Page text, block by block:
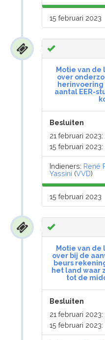
15 februari 2023
Motie van de
over
herinvoering
aantal EER-
Besluiten
21 februari
15 februari
Indieners: René
Yassini (VVD)
15 februari 2023
Motie van de
over bij de
beurs
het land waar
tot de
Besluiten
21 februari
15 februari